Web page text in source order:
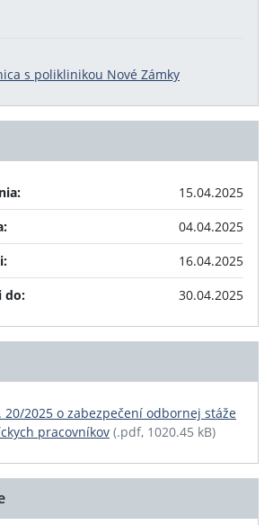
s poliklinikou Nové Zámky
15.04.2025
04.04.2025
16.04.2025
do:
30.04.2025
20/2025 o zabezpečení odbornej stáže
pracovníkov (.pdf, 1020.45 kB)